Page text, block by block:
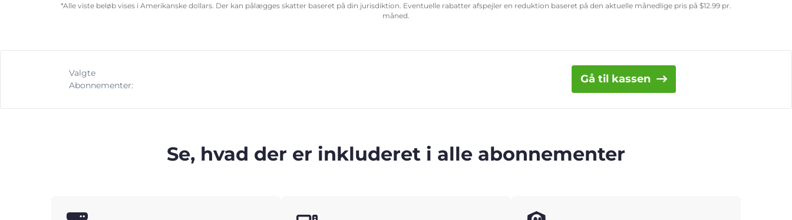
*Alle viste beløb vises i Amerikanske dollars. Der kan pålægges skatter baseret på din jurisdiktion. Eventuelle rabatter afspejler en reduktion baseret på den aktuelle månedlige pris på $12.99 pr.
måned.
Valgte
Abonnementer:
Gå til kassen
Se, hvad der er inkluderet i alle abonnementer